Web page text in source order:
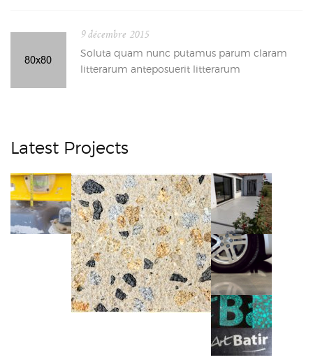
9 décembre 2015
Soluta quam nunc putamus parum claram
litterarum anteposuerit litterarum
Latest Projects